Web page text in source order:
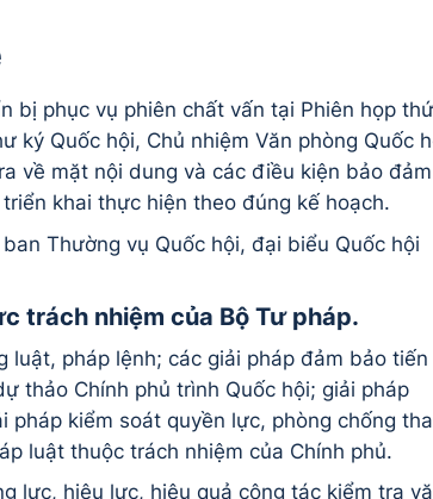
bị phục vụ phiên chất vấn tại Phiên họp thứ
ký Quốc hội, Chủ nhiệm Văn phòng Quốc
về mặt nội dung và các điều kiện bảo
khai thực hiện theo đúng kế hoạch.
Thường vụ Quốc hội, đại biểu Quốc hội
trách nhiệm của Bộ Tư pháp.
luật, pháp lệnh; các giải pháp đảm bảo tiến
thảo Chính phủ trình Quốc hội; giải pháp
kiểm soát quyền lực, phòng chống
luật thuộc trách nhiệm của Chính phủ.
lực, hiệu lực, hiệu quả công tác kiểm tra